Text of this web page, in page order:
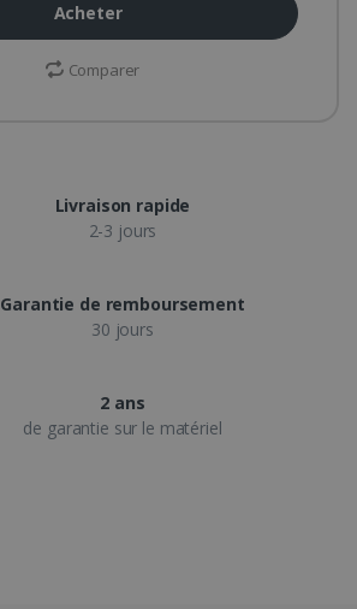
Acheter
Comparer
Livraison rapide
2-3 jours
Garantie de remboursement
30 jours
2 ans
de garantie sur le matériel